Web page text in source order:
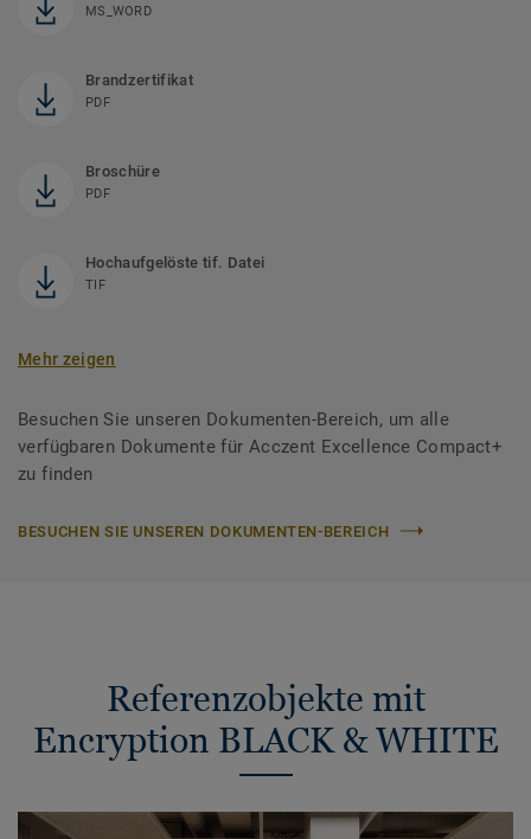
MS_WORD
Brandzertifikat
PDF
Broschüre
PDF
Hochaufgelöste tif. Datei
TIF
Mehr zeigen
Besuchen Sie unseren Dokumenten-Bereich, um alle
verfügbaren Dokumente für Acczent Excellence Compact+
zu finden
BESUCHEN SIE UNSEREN DOKUMENTEN-BEREICH
Referenzobjekte mit
Encryption BLACK & WHITE